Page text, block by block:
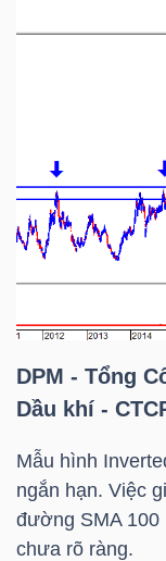
DPM - Tổng
Dầu khí -
Mẫu hình
ngắn hạn. Việc
đường SMA 100
chưa rõ ràng.
NĂNG
NGUYÊN
LIỆU